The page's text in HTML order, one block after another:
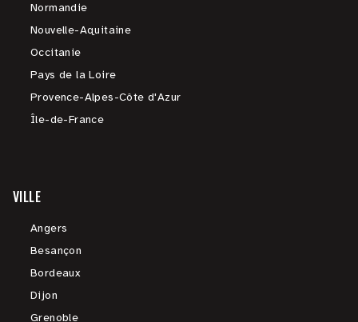
Normandie
Nouvelle-Aquitaine
Occitanie
Pays de la Loire
Provence-Alpes-Côte d'Azur
Île-de-France
VILLE
Angers
Besançon
Bordeaux
Dijon
Grenoble